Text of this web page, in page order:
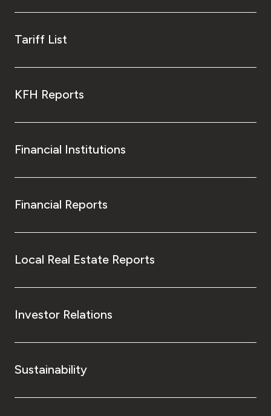
Tariff List
KFH Reports
Financial Institutions
Financial Reports
Local Real Estate Reports
Investor Relations
Sustainability